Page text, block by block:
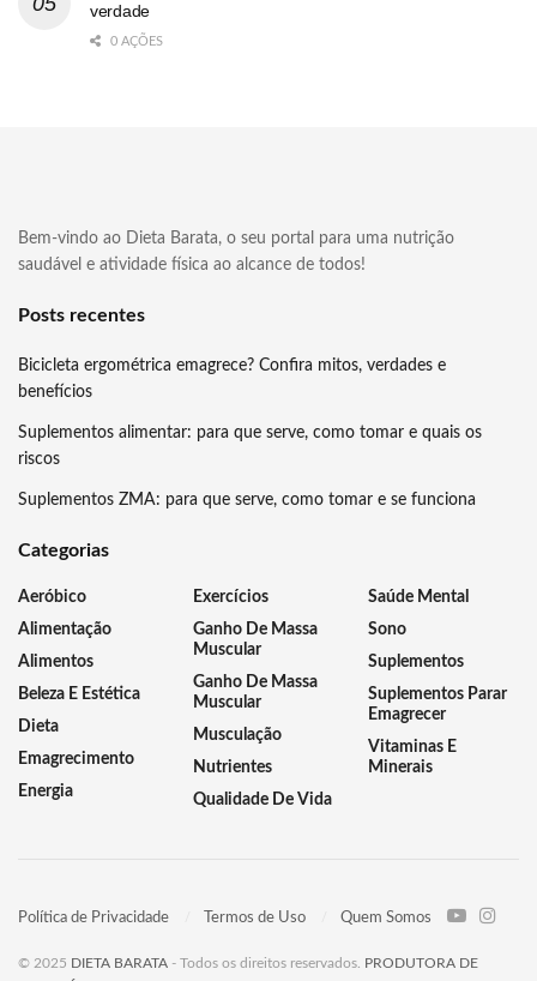
verdade
0 AÇÕES
Bem-vindo ao Dieta Barata, o seu portal para uma nutrição
saudável e atividade física ao alcance de todos!
Posts recentes
Bicicleta ergométrica emagrece? Confira mitos, verdades e
benefícios
Suplementos alimentar: para que serve, como tomar e quais os
riscos
Suplementos ZMA: para que serve, como tomar e se funciona
Categorias
Aeróbico
Alimentação
Alimentos
Beleza E Estética
Dieta
Emagrecimento
Energia
Exercícios
Ganho De Massa
Muscular
Ganho De Massa
Muscular
Musculação
Nutrientes
Qualidade De Vida
Saúde Mental
Sono
Suplementos
Suplementos Parar
Emagrecer
Vitaminas E
Minerais
Política de Privacidade Termos de Uso Quem Somos
© 2025 DIETA BARATA - Todos os direitos reservados. PRODUTORA DE